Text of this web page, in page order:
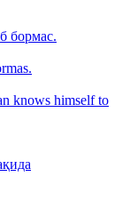
бормас.
knows himself to